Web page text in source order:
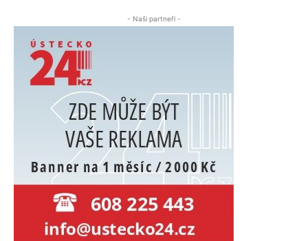
- Naši partneři -